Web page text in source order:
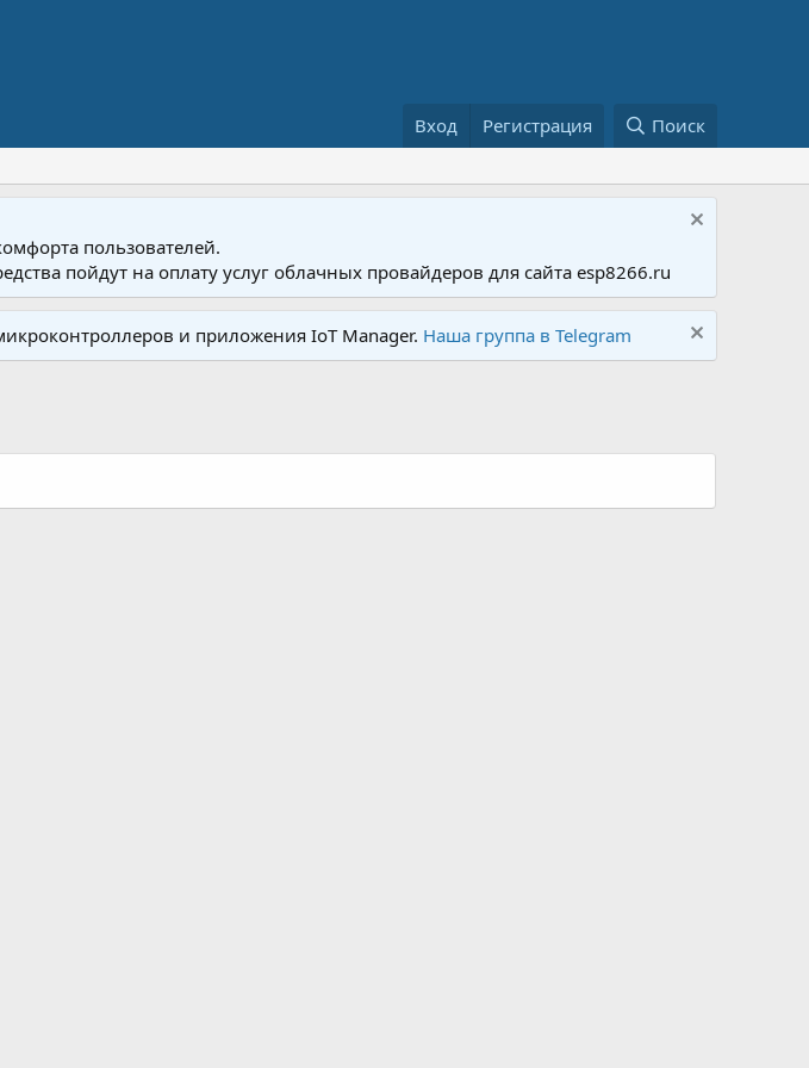
Вход Регистрация Поиск
пользователей.
пойдут на оплату услуг облачных провайдеров для сайта esp8266.ru
и приложения IoT Manager. Наша группа в Telegram